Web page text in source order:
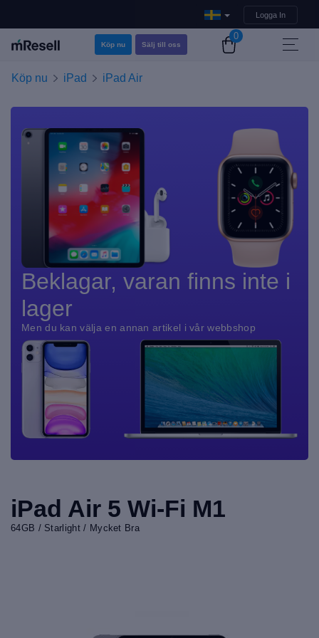
Logga In
Köp nu Sälj till oss
0
Köp nu iPad iPad Air
Beklagar, varan finns inte i
lager
Men du kan välja en annan artikel i vår webbshop
iPad Air 5 Wi-Fi M1
64GB / Starlight / Mycket Bra